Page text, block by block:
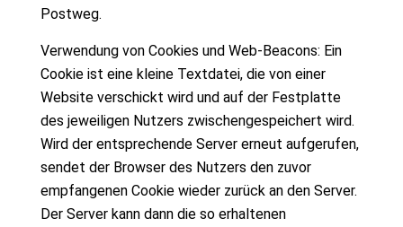
Postweg.
Verwendung von Cookies und Web-Beacons: Ein
Cookie ist eine kleine Textdatei, die von einer
Website verschickt wird und auf der Festplatte
des jeweiligen Nutzers zwischengespeichert wird.
Wird der entsprechende Server erneut aufgerufen,
sendet der Browser des Nutzers den zuvor
empfangenen Cookie wieder zurück an den Server.
Der Server kann dann die so erhaltenen